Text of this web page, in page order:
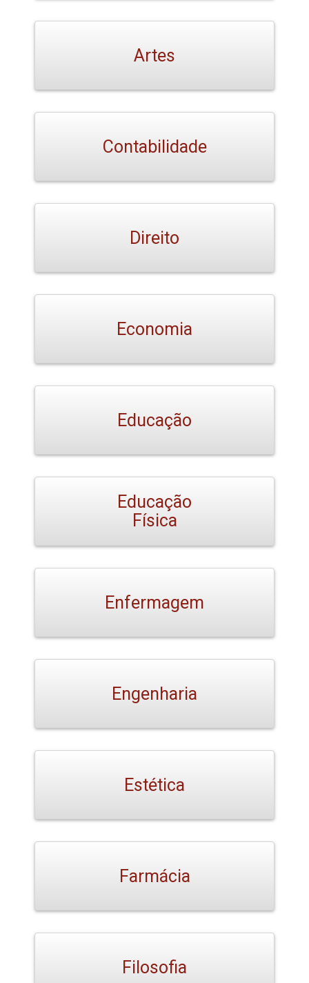
Artes
Contabilidade
Direito
Economia
Educação
Educação
Física
Enfermagem
Engenharia
Estética
Farmácia
Filosofia